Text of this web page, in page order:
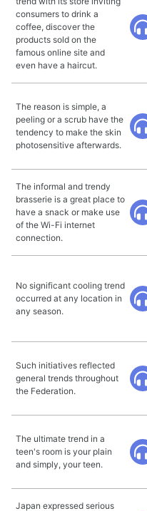
consumers to drink a
coffee, discover the
products sold on the
famous online site and
even have a haircut.
The reason is simple, a
peeling or a scrub have the
tendency to make the skin
photosensitive afterwards.
The informal and trendy
brasserie is a great place to
have a snack or make use
of the Wi-Fi internet
connection.
No significant cooling trend
occurred at any location in
any season.
Such initiatives reflected
general trends throughout
the Federation.
The ultimate trend in a
teen's room is your plain
and simply, your teen.
Japan expressed serious